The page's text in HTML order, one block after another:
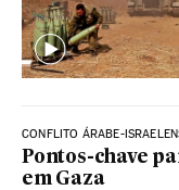
CONFLITO ÁRABE-
Pontos-chave
em Gaza